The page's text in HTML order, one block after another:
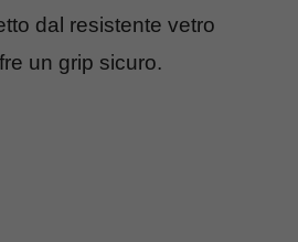
dal resistente vetro
un grip sicuro.